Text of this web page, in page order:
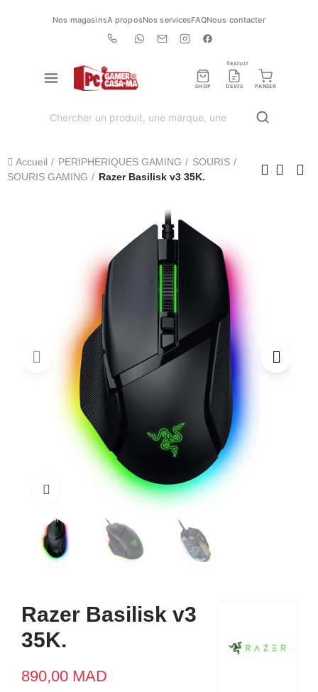
Nos magasinsA proposNos servicesFAQNous contacter
SHOP DEVIS
GRATUIT
PANIER
Accueil PERIPHERIQUES GAMING
SOURIS
SOURIS GAMING
Razer Basilisk v3 35K.
Click to enlarge
Razer Basilisk v3
35K.
890,00 MAD